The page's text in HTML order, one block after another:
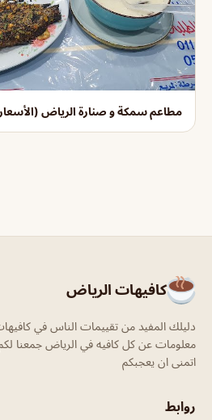
مطاعم سمكة و صنارة الرياض
كافيهات الرياض
دليلك المفيد من تقييمات الناس في
معلومات عن كل كافيه في الرياض جمعنا
اتمنى ان يعجبكم
روابط